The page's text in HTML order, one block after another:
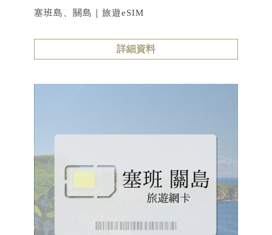
塞班島、關島｜旅遊eSIM
詳細資料